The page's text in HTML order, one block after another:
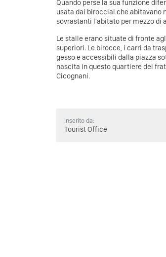
Quando perse la sua funzione
usata dai birocciai che abitavano
sovrastanti l'abitato per mezzo di
Le stalle erano situate di fronte
superiori. Le birocce, i carri da
gesso e accessibili dalla piazza
nascita in questo quartiere dei
Cicognani.
Inserito da:
Tourist Office